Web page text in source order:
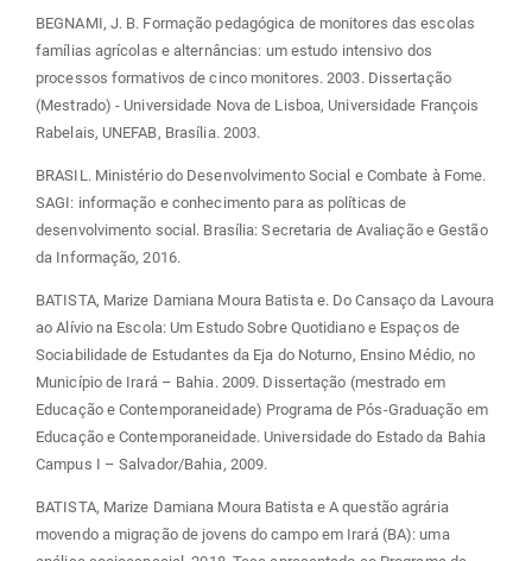
BEGNAMI, J. B. Formação pedagógica de monitores das escolas
famílias agrícolas e alternâncias: um estudo intensivo dos
processos formativos de cinco monitores. 2003. Dissertação
(Mestrado) - Universidade Nova de Lisboa, Universidade François
Rabelais, UNEFAB, Brasília. 2003.
BRASIL. Ministério do Desenvolvimento Social e Combate à Fome.
SAGI: informação e conhecimento para as políticas de
desenvolvimento social. Brasília: Secretaria de Avaliação e Gestão
da Informação, 2016.
BATISTA, Marize Damiana Moura Batista e. Do Cansaço da Lavoura
ao Alívio na Escola: Um Estudo Sobre Quotidiano e Espaços de
Sociabilidade de Estudantes da Eja do Noturno, Ensino Médio, no
Município de Irará – Bahia. 2009. Dissertação (mestrado em
Educação e Contemporaneidade) Programa de Pós-Graduação em
Educação e Contemporaneidade. Universidade do Estado da Bahia
Campus I – Salvador/Bahia, 2009.
BATISTA, Marize Damiana Moura Batista e A questão agrária
movendo a migração de jovens do campo em Irará (BA): uma